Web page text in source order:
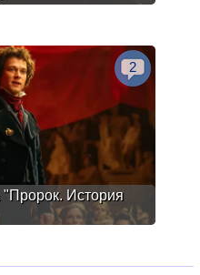
История
2